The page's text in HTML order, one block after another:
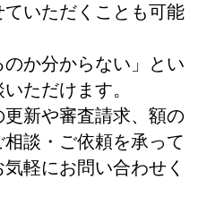
いただくことも可能
のか分からない」とい
ただけます。
新や審査請求、額の
談・ご依頼を承って
軽にお問い合わせく